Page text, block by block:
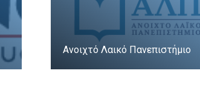
Ανοιχτό Λαικό Πανεπιστήμιο